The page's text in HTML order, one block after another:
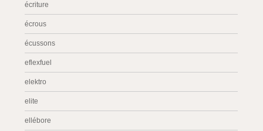
écriture
écrous
écussons
eflexfuel
elektro
elite
ellébore